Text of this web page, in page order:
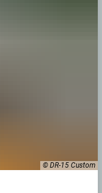
© DR-15 Custom